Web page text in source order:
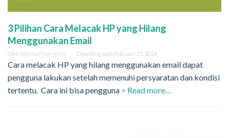
3 Pilihan Cara Melacak HP yang Hilang
Menggunakan Email
Oleh Akhmad Norrahim Diposting pada Februari 27, 2024
Cara melacak HP yang hilang menggunakan email dapat
pengguna lakukan setelah memenuhi persyaratan dan kondisi
tertentu. Cara ini bisa pengguna > Read more…